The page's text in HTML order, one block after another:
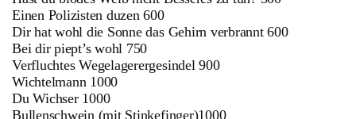
Einen Polizisten duzen 600
Dir hat wohl die Sonne das Gehirn verbrannt 600
Bei dir piept’s wohl 750
Verfluchtes Wegelagerergesindel 900
Wichtelmann 1000
Du Wichser 1000
Bullenschwein (mit Stinkefinger)1000